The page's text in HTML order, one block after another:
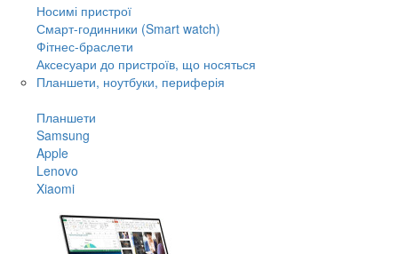
Носимі пристрої
Смарт-годинники (Smart watch)
Фітнес-браслети
Аксесуари до пристроїв, що носяться
Планшети, ноутбуки, периферія
Планшети
Samsung
Apple
Lenovo
Xiaomi